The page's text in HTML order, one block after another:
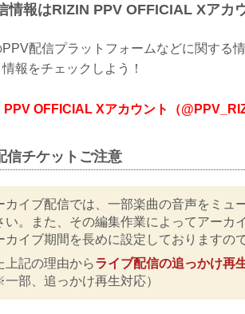
情報はRIZIN PPV OFFICIAL Xアカ
配信プラットフォームなどに関する
報をチェックしよう！
OFFICIAL Xアカウント（
信チケットご注意
カイブ配信では、一部楽曲の音声をミュ
い。また、その編集作業によってアーカ
カイブ期間を長めに設定しておりますの
上記の理由からライブ配信の追っかけ再
一部、追っかけ再生対応）